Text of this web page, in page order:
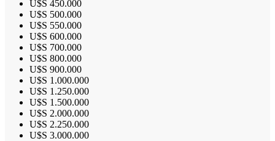
U$S 450.000
U$S 500.000
U$S 550.000
U$S 600.000
U$S 700.000
U$S 800.000
U$S 900.000
U$S 1.000.000
U$S 1.250.000
U$S 1.500.000
U$S 2.000.000
U$S 2.250.000
U$S 3.000.000